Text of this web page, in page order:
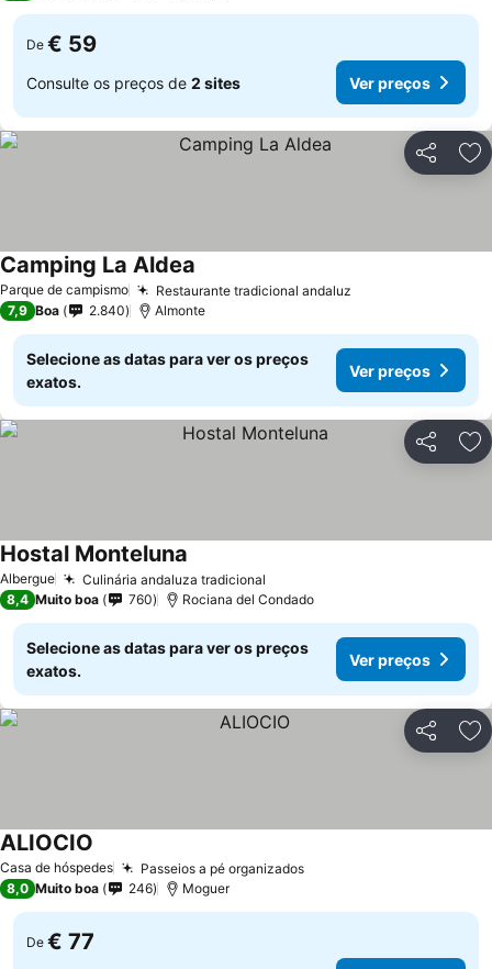
De € 59
Consulte os preços de 2 sites Ver preços
Partilhar
Parque de campismo Restaurante tradicional andaluz
Camping La Aldea
7,9 Boa 2.840 Almonte
Selecione as datas para ver os preços
exatos.
Ver preços
Partilhar
Albergue Culinária andaluza tradicional
Hostal Monteluna
8,4 Muito boa 760 Rociana del Condado
Selecione as datas para ver os preços
exatos.
Ver preços
Partilhar
Casa de hóspedes Passeios a pé organizadosVer preços
ALIOCIO
8,0 Muito boa 246 Moguer
De € 77